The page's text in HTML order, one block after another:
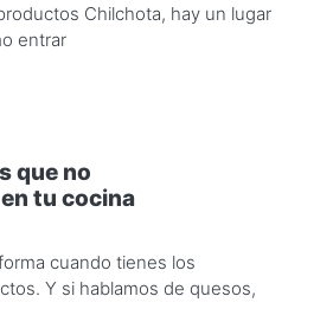
Chilchota, hay un lugar
entrar
que no
tu cocina
cuando tienes los
Y si hablamos de quesos,